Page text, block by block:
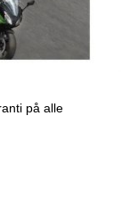
på alle